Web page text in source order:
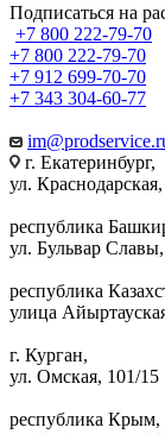
Подписаться на
+7 800 222-79-70
+7 800 222-79-70
+7 912 699-70-70
+7 343 304-60-77
г. Екатеринбург,
ул. Краснодарская,
республика
ул. Бульвар
республика
улица
г. Курган,
ул. Омская, 101/15
республика Крым,